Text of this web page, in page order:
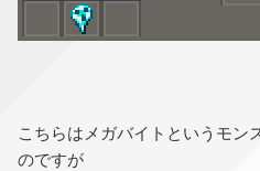
こちらはメガバイトというモン
のですが